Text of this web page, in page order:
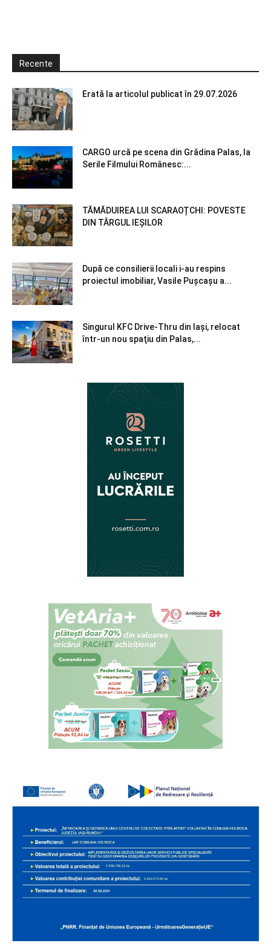
Recente
Erată la articolul publicat în 29.07.2026
CARGO urcă pe scena din Grădina Palas, la
Serile Filmului Românesc:...
TĂMĂDUIREA LUI SCARAOȚCHI: POVESTE
DIN TÂRGUL IEȘILOR
După ce consilierii locali i-au respins
proiectul imobiliar, Vasile Pușcașu a...
Singurul KFC Drive-Thru din Iași, relocat
într-un nou spaţiu din Palas,...